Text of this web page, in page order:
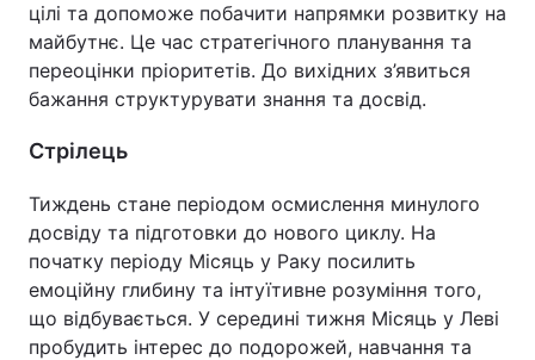
цілі та допоможе побачити напрямки розвитку на
майбутнє. Це час стратегічного планування та
переоцінки пріоритетів. До вихідних з’явиться
бажання структурувати знання та досвід.
Стрілець
Тиждень стане періодом осмислення минулого
досвіду та підготовки до нового циклу. На
початку періоду Місяць у Раку посилить
емоційну глибину та інтуїтивне розуміння того,
що відбувається. У середині тижня Місяць у Леві
пробудить інтерес до подорожей, навчання та